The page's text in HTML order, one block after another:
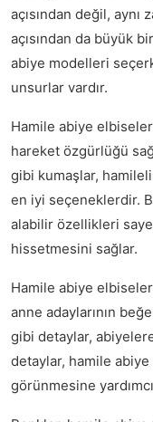
açısından değil, aynı
açısından da büyük
abiye modelleri
unsurlar vardır.
Hamile abiye
hareket özgürlüğü
gibi kumaşlar,
en iyi seçeneklerdir.
alabilir özellikleri
hissetmesini sağlar.
Hamile abiye
anne adaylarının
gibi detaylar,
detaylar, hamile
görünmesine